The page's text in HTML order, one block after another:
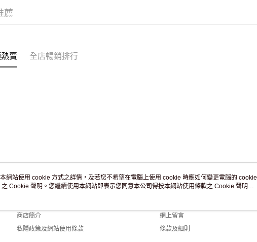
薦
賣 全店暢銷排行
關於我們
商店簡介
私隱政策及網站使用條款
客戶服務
網上留言
條款及細則
網站使用 cookie 方式之詳情，及若您不希望在電腦上使用 cookie 時應如何變更電腦的 cookie
之 Cookie 聲明。您繼續使用本網站即表示您同意本公司得按本網站使用條款之 Cookie 聲明使